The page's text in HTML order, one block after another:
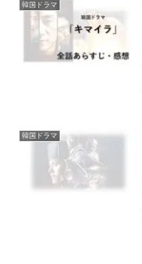
韓国ドラマ
韓国ドラマ